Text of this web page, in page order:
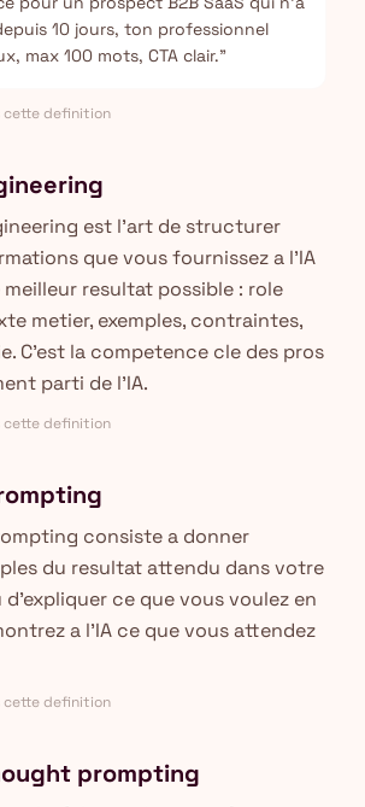
10 jours, ton professionnel
max 100 mots, CTA clair."
cette definition
est l'art de structurer
que vous fournissez a l'IA
resultat possible : role
metier, exemples, contraintes,
C'est la competence cle des pros
parti de l'IA.
cette definition
consiste a donner
du resultat attendu dans votre
d'expliquer ce que vous voulez en
a l'IA ce que vous attendez
cette definition
prompting